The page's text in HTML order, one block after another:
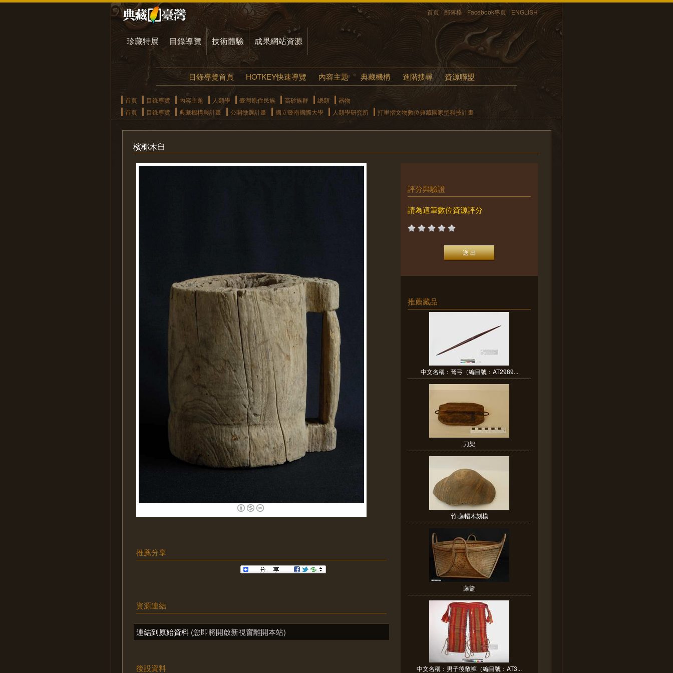
首頁 部落格 Facebook專頁 ENGLISH
珍藏特展 目錄導覽 技術體驗 成果網站資源
目錄導覽首頁 HOTKEY快速導覽 內容主題 典藏機構 進階搜尋 資源聯盟
首頁 目錄導覽 內容主題 人類學 臺灣原住民族 高砂族群 總類
器物
首頁
目錄導覽 典藏機構與計畫 公開徵選計畫 國立暨南國際大學 人類學研究所 打里摺文物數位典藏國家型科技計畫
檳榔木臼
推薦分享
資源連結
連結到原始資料 (您即將開啟新視窗離開本站)
後設資料
評分與驗證
請為這筆數位資源評分
推薦藏品
中文名稱：弩弓（編目號：AT2989...
刀架
竹.藤帽木刻模
藤籃
中文名稱：男子後敞褲（編目號：AT3...